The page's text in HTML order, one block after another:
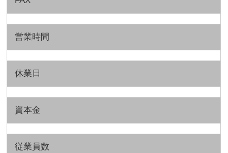
営業時間
休業日
資本金
従業員数